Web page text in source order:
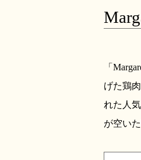
「
げた鶏
れた人
が空い